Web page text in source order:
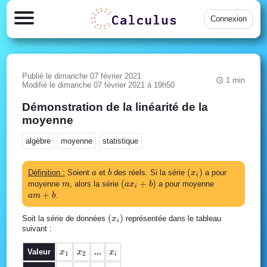
Connexion
Publié le dimanche 07 février 2021
Modifié le dimanche 07 février 2021 à 19h50
1 min
Démonstration de la linéarité de la
moyenne
algèbre moyenne statistique
Définition : Soient a
aet b
bdes réels. Si la série (x_i)
(xi ) a pour
moyenne m
m, alors la série (ax_i+b)
(axi + b) a pour moyenneam+b
am + b.
Soit la série de données (x_i)
(xi ) représentée dans le tableau
suivant :
Valeur x_1
x1 x_2
x2 ... x_i
xi